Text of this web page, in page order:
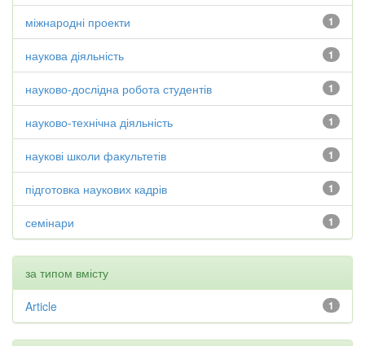
1
міжнародні проекти
1
наукова діяльність
1
науково-дослідна робота студентів
1
науково-технічна діяльність
1
наукові школи факультетів
1
підготовка наукових кадрів
1
семінари
за типом вмісту
1
Article